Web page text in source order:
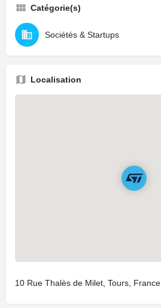
Catégorie(s)
Sociétés & Startups
Localisation
10 Rue Thalès de Milet, Tours, France